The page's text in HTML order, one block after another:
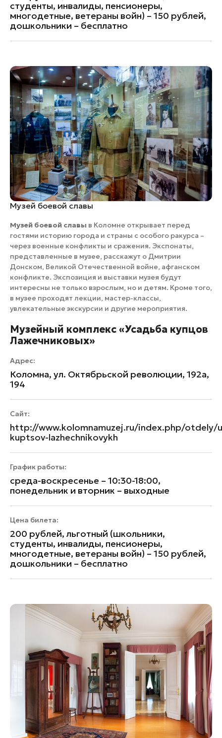
студенты, инвалиды, пенсионеры,
многодетные, ветераны войн) – 150 рублей,
дошкольники – бесплатно
Музей боевой славы
Музей боевой славы в Коломне открывает перед
гостями историю города и страны с особого ракурса –
через военные конфликты и сражения. Экспонаты,
представленные в музее, расскажут о Дмитрии
Донском, Великой Отечественной войне, афганском
конфликте. Экспозиция и выставки музея будут
интересны не только взрослым, но и детям. Кроме того,
в музее проходят лекции, мастер-классы,
увлекательные экскурсии и другие мероприятия.
Музейный комплекс «Усадьба купцов
Лажечниковых»
Адрес:
Коломна, ул. Октябрьской революции, 192а,
194
Сайт:
http://www.kolomnamuzej.ru/index.php/otdely/
kuptsov-lazhechnikovykh
График работы:
среда-воскресенье – 10:30-18:00,
понедельник и вторник – выходные
Цена билета:
200 рублей, льготный (школьники,
студенты, инвалиды, пенсионеры,
многодетные, ветераны войн) – 150 рублей,
дошкольники – бесплатно